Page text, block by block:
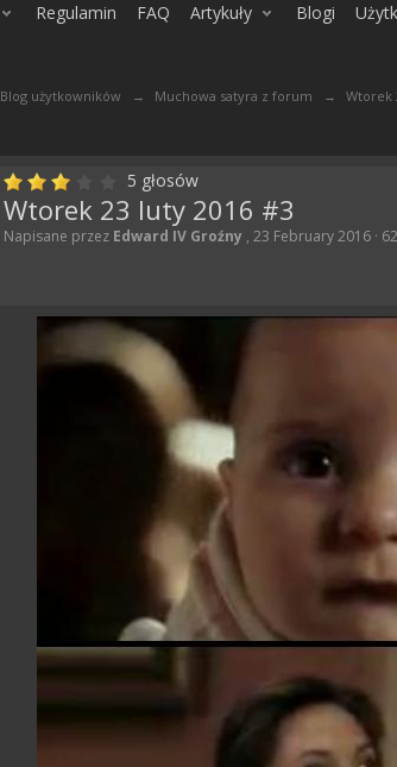
Regulamin FAQ Artykuły Blogi
Blog użytkowników → Muchowa satyra z forum → Wtorek
5 głosów
Wtorek 23 luty 2016 #3
Napisane przez Edward IV Groźny , 23 February 2016 ·